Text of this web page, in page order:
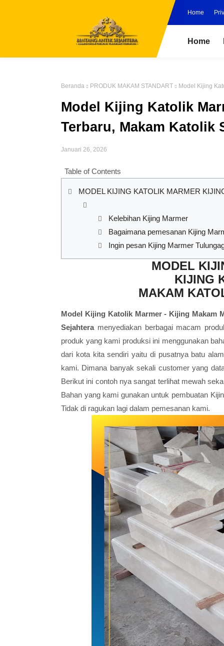
Home
Home
Beranda PRODUK MAKAM STANDART Model Kijing
Model Kijing Katolik
Terbaru, Makam Katolik
Januari 26, 2026
Table of Contents
MODEL KIJING KATOLIK MARMER
Kelebihan Kijing Marmer
Bagaimana pemesanan Kijing
Ingin pesan Kijing Marmer
MODEL
KIJING
MAKAM
Model Kijing Katolik Marmer - Kijing Makam
Sejahteramenyediakan berbagai macam
produk yang kami produksi ini menggunakan
dari kota kita sendiri yaitu di pusatnya batu
kami. Dimana banyak sekali customer yang
Berikut ini contoh nya sangat terlihat mewah
Bahan yang kami gunakan untuk pembuatan
Tidak di ragukan lagi dalam pemesanan kami.